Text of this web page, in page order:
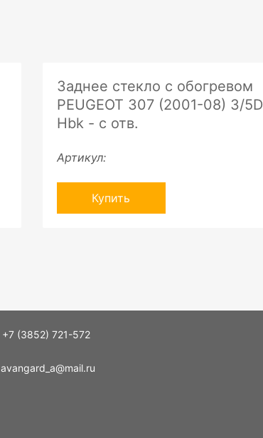
Заднее стекло с обогревом
PEUGEOT 307 (2001-08) 3/5D
Hbk - с отв.
Артикул:
Купить
+7 (3852) 721-572
avangard_a@mail.ru